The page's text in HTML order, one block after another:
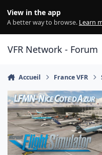
View in the app
A better way to browse. Learn
VFR Network - Forum
Accueil France VFR